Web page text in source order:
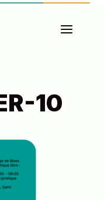
10